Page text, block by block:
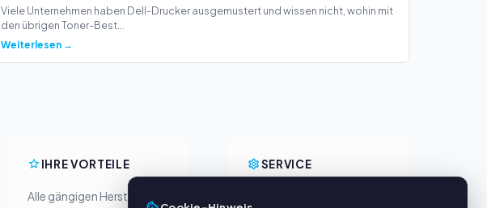
Viele Unternehmen haben Dell-Drucker ausgemustert und wissen nicht, wohin mit
den übrigen Toner-Best...
Weiterlesen →
IHRE VORTEILE
Alle gängigen Hersteller
SERVICE